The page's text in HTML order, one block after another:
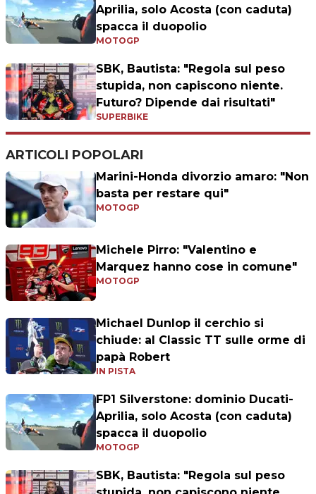
Aprilia, solo Acosta (con caduta)
spacca il duopolio
MOTOGP
SBK, Bautista: "Regola sul peso
stupida, non capiscono niente.
Futuro? Dipende dai risultati"
SUPERBIKE
ARTICOLI POPOLARI
Marini-Honda divorzio amaro: "Non
basta per restare qui"
MOTOGP
Michele Pirro: "Valentino e
Marquez hanno cose in comune"
MOTOGP
Michael Dunlop il cerchio si
chiude: al Classic TT sulle orme di
papà Robert
IN PISTA
FP1 Silverstone: dominio Ducati-
Aprilia, solo Acosta (con caduta)
spacca il duopolio
MOTOGP
SBK, Bautista: "Regola sul peso